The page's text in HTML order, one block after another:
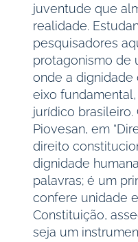
juventude que
realidade.
pesquisadores
protagonismo de
onde a dignidade
eixo
jurídico brasileiro.
Piovesan, em
direito
dignidade
palavras; é um
confere unidade
Constituição,
seja um